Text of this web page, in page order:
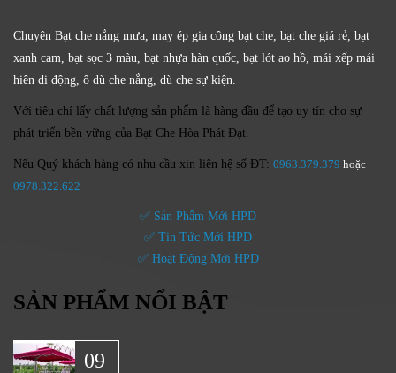
Chuyên Bạt che nắng mưa, may ép gia công bạt che, bạt che giá rẻ, bạt
xanh cam, bạt sọc 3 màu, bạt nhựa hàn quốc, bạt lót ao hồ, mái xếp mái
hiên di động, ô dù che nắng, dù che sự kiện.
Với tiêu chí lấy chất lượng sản phẩm là hàng đầu để tạo uy tín cho sự
phát triển bền vững của Bạt Che Hòa Phát Đạt.
Nếu Quý khách hàng có nhu cầu xin liên hệ số ĐT: 0963.379.379 hoặc
0978.322.622
✅ Sản Phẩm Mới HPD
✅ Tin Tức Mới HPD
✅ Hoạt Động Mới HPD
SẢN PHẨM NỔI BẬT
09